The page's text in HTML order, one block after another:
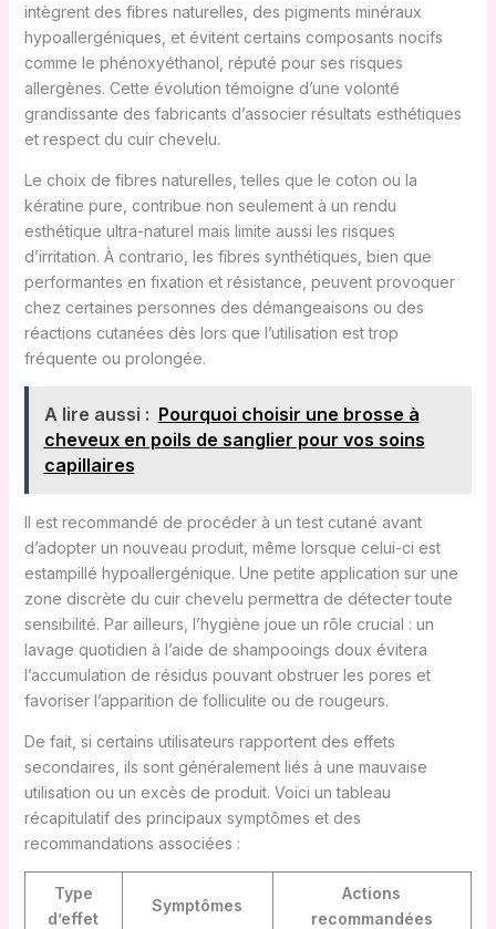
intègrent des fibres naturelles, des pigments minéraux
hypoallergéniques, et évitent certains composants nocifs
comme le phénoxyéthanol, réputé pour ses risques
allergènes. Cette évolution témoigne d’une volonté
grandissante des fabricants d’associer résultats esthétiques
et respect du cuir chevelu.
Le choix de fibres naturelles, telles que le coton ou la
kératine pure, contribue non seulement à un rendu
esthétique ultra-naturel mais limite aussi les risques
d’irritation. À contrario, les fibres synthétiques, bien que
performantes en fixation et résistance, peuvent provoquer
chez certaines personnes des démangeaisons ou des
réactions cutanées dès lors que l’utilisation est trop
fréquente ou prolongée.
A lire aussi : Pourquoi choisir une brosse à
cheveux en poils de sanglier pour vos soins
capillaires
Il est recommandé de procéder à un test cutané avant
d’adopter un nouveau produit, même lorsque celui-ci est
estampillé hypoallergénique. Une petite application sur une
zone discrète du cuir chevelu permettra de détecter toute
sensibilité. Par ailleurs, l’hygiène joue un rôle crucial : un
lavage quotidien à l’aide de shampooings doux évitera
l’accumulation de résidus pouvant obstruer les pores et
favoriser l’apparition de folliculite ou de rougeurs.
De fait, si certains utilisateurs rapportent des effets
secondaires, ils sont généralement liés à une mauvaise
utilisation ou un excès de produit. Voici un tableau
récapitulatif des principaux symptômes et des
recommandations associées :
Type
d’effet
Symptômes
Actions
recommandées